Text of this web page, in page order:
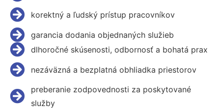
korektný a ľudský prístup pracovníkov
garancia dodania objednaných služieb
dlhoročné skúsenosti, odbornosť a bohatá prax
nezáväzná a bezplatná obhliadka priestorov
preberanie zodpovednosti za poskytované
služby